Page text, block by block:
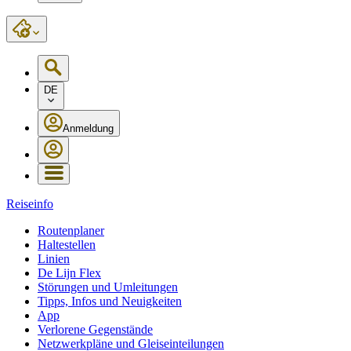
DE
Anmeldung
Reiseinfo
Routenplaner
Haltestellen
Linien
De Lijn Flex
Störungen und Umleitungen
Tipps, Infos und Neuigkeiten
App
Verlorene Gegenstände
Netzwerkpläne und Gleiseinteilungen